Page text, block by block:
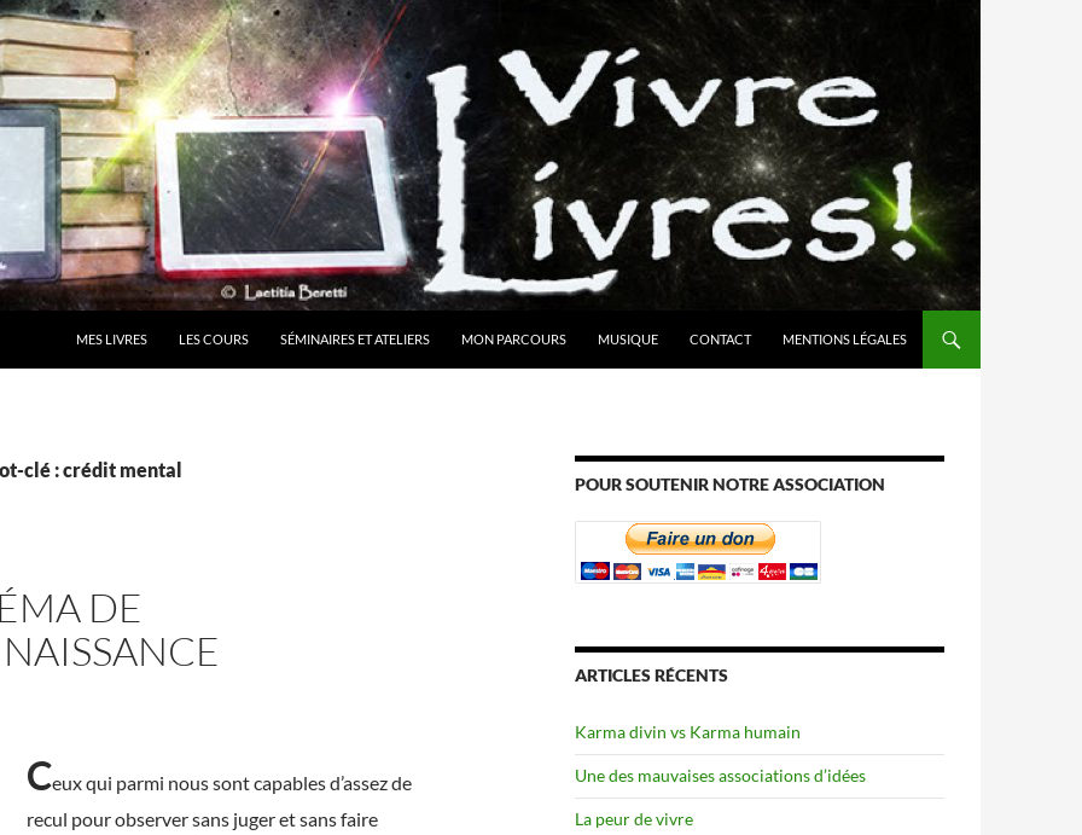
MES LIVRES LES COURS SÉMINAIRES ET ATELIERS MON PARCOURS MUSIQUE CONTACT MENTIONS LÉGALES
clé : crédit mental
DE
Ceux qui parmi nous sont capables d’assez de
recul pour observer sans juger et sans faire
POUR SOUTENIR NOTRE ASSOCIATION
ARTICLES RÉCENTS
Karma divin vs Karma humain
Une des mauvaises associations d’idées
La peur de vivre